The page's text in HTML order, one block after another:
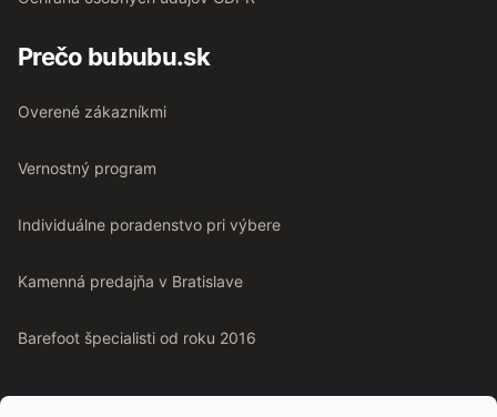
Prečo bububu.sk
Overené zákazníkmi
Vernostný program
Individuálne poradenstvo pri výbere
Kamenná predajňa v Bratislave
Barefoot špecialisti od roku 2016